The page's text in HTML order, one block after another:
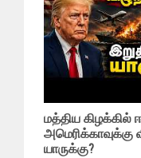
மத்திய கிழக்கில்
அமெரிக்காவுக்கு
யாருக்கு?